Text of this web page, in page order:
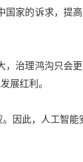
国家的诉求，提
治理鸿沟只会更
展红利。
此，人工智能